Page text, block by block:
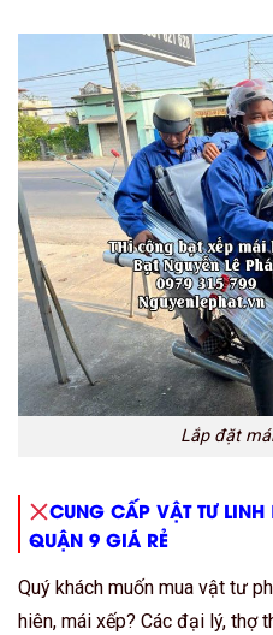
Lắp đặt
CUNG CẤP VẬT TƯ
QUẬN 9 GIÁ RẺ
Quý khách muốn mua vật tư
hiên, mái xếp? Các đại lý, thợ